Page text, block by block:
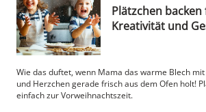
Plätzchen
Kreativität und
Wie das duftet, wenn Mama das warme Blech
und Herzchen gerade frisch aus dem Ofen holt!
einfach zur Vorweihnachtszeit.